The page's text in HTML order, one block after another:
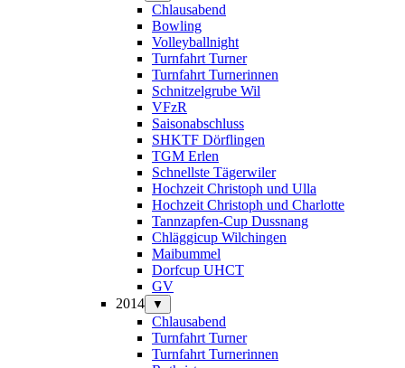
Chlausabend
Bowling
Volleyballnight
Turnfahrt Turner
Turnfahrt Turnerinnen
Schnitzelgrube Wil
VFzR
Saisonabschluss
SHKTF Dörflingen
TGM Erlen
Schnellste Tägerwiler
Hochzeit Christoph und Ulla
Hochzeit Christoph und Charlotte
Tannzapfen-Cup Dussnang
Chläggicup Wilchingen
Maibummel
Dorfcup UHCT
GV
2014
▼
Chlausabend
Turnfahrt Turner
Turnfahrt Turnerinnen